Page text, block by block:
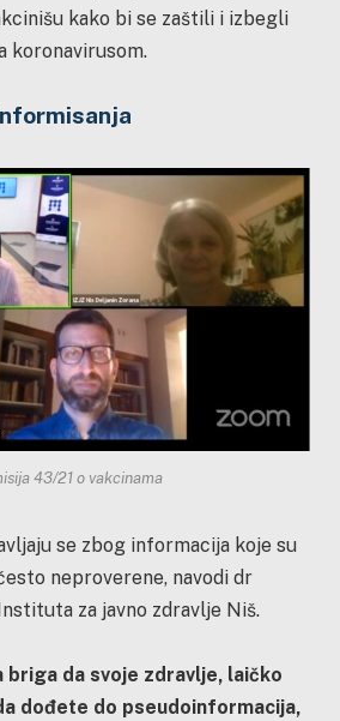
kako bi se zaštili i izbegli
koronavirusom.
43/21 o vakcinama
se zbog informacija koje su
neproverene, navodi dr
za javno zdravlje Niš.
briga da svoje zdravlje, laičko
dođete do pseudoinformacija,